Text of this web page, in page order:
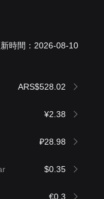
時間：2026-08-10
ARS$528.02
¥2.38
₽28.98
$0.35
€0.3